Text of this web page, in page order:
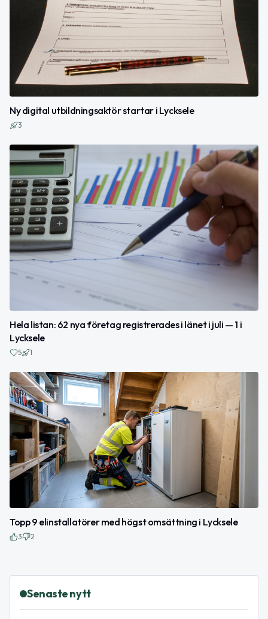
Ny digital utbildningsaktör startar i Lycksele
3
Hela listan: 62 nya företag registrerades i länet i juli — 1 i
Lycksele
5 1
Topp 9 elinstallatörer med högst omsättning i Lycksele
3 2
Senaste nytt